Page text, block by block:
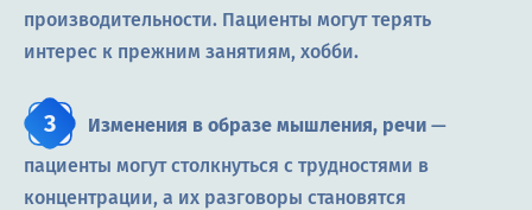
производительности. Пациенты могут терять
интерес к прежним занятиям, хобби.
Изменения в образе мышления, речи —
пациенты могут столкнуться с трудностями в
концентрации, а их разговоры становятся